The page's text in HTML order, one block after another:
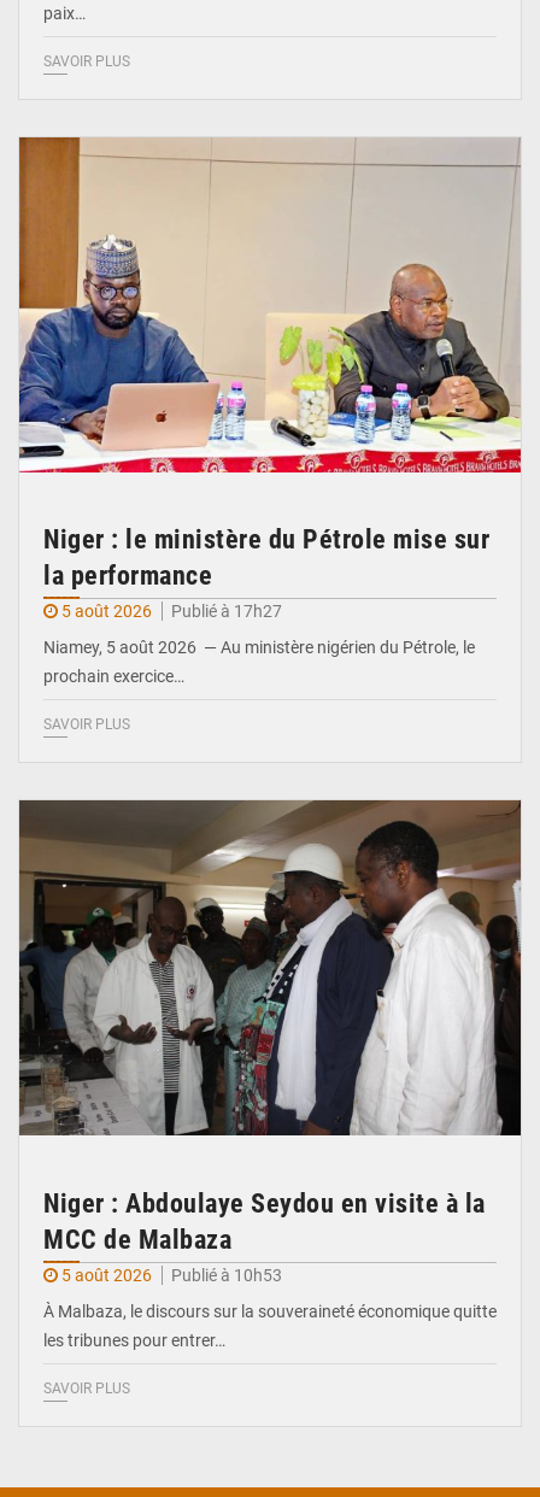
paix…
SAVOIR PLUS
Niger : le ministère du Pétrole mise sur
la performance
5 août 2026
Publié à 17h27
Niamey, 5 août 2026 — Au ministère nigérien du Pétrole, le
prochain exercice…
SAVOIR PLUS
Niger : Abdoulaye Seydou en visite à la
MCC de Malbaza
5 août 2026
Publié à 10h53
À Malbaza, le discours sur la souveraineté économique quitte
les tribunes pour entrer…
SAVOIR PLUS